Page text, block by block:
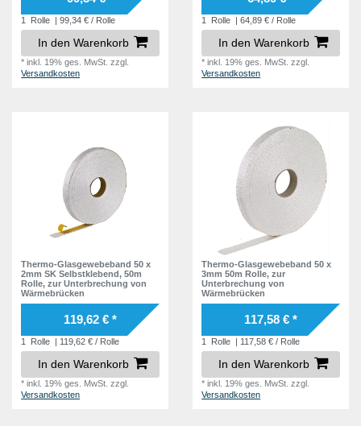
1 Rolle | 99,34 € / Rolle
In den Warenkorb
*inkl. 19% ges. MwSt. zzgl.
Versandkosten
1 Rolle | 64,89 € / Rolle
In den Warenkorb
*inkl. 19% ges. MwSt. zzgl.
Versandkosten
Thermo-Glasgewebeband 50 x
2mm SK Selbstklebend, 50m
Rolle, zur Unterbrechung von
Wärmebrücken
119,62 € *
1 Rolle | 119,62 € / Rolle
In den Warenkorb
*inkl. 19% ges. MwSt. zzgl.
Versandkosten
Thermo-Glasgewebeband 50 x
3mm 50m Rolle, zur
Unterbrechung von
Wärmebrücken
117,58 € *
1 Rolle | 117,58 € / Rolle
In den Warenkorb
*inkl. 19% ges. MwSt. zzgl.
Versandkosten